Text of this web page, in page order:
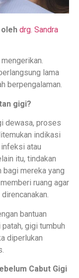
drg. Sandra
lama
berpengalaman.
gigi?
dewasa, proses
indikasi
atau
itu, tindakan
bagi mereka yang
ruang agar
bantuan
gigi tumbuh
diperlukan
Cabut Gigi